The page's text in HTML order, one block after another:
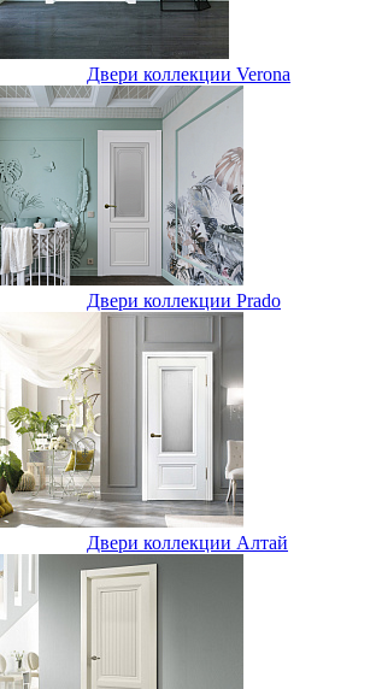
Двери коллекции Verona
Двери коллекции Prado
Двери коллекции Алтай